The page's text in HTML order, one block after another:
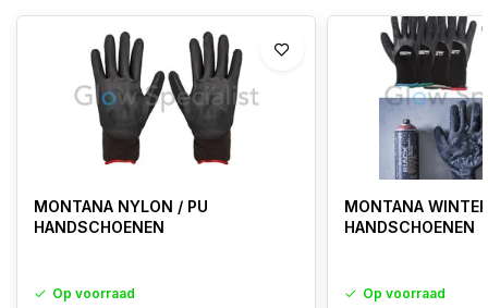
MONTANA NYLON / PU
HANDSCHOENEN
Op voorraad
MONTANA
HANDSCHOENEN
Op voorraad